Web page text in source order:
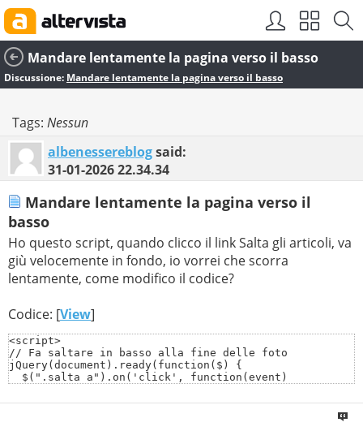
Mandare lentamente la pagina verso il basso
Discussione: Mandare lentamente la pagina verso il basso
Tags: Nessun
albenessereblogsaid:
31-01-202622.34.34
Mandare lentamente la pagina verso il
basso
Ho questo script, quando clicco il link Salta gli articoli, va
giù velocemente in fondo, io vorrei che scorra
lentamente, come modifico il codice?
Codice: [View]
<script>
// Fa saltare in basso alla fine delle foto
jQuery(document).ready(function($) {
  $(".salta a").on('click', function(event)
    if (this.hash !== "") {